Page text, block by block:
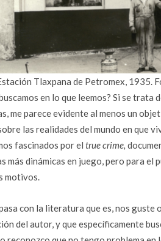
Tlaxpana de Petromex, 1935.
en lo que leemos? Si se
me parece evidente al menos un
las realidades del mundo en que
fascinados por el true crime,
más dinámicas en juego, pero para
motivos.
con la literatura que es, nos guste
del autor, y que específicamente